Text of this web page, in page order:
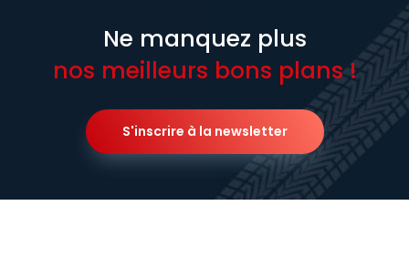
Ne manquez plus
nos meilleurs bons plans !
S'inscrire à la newsletter